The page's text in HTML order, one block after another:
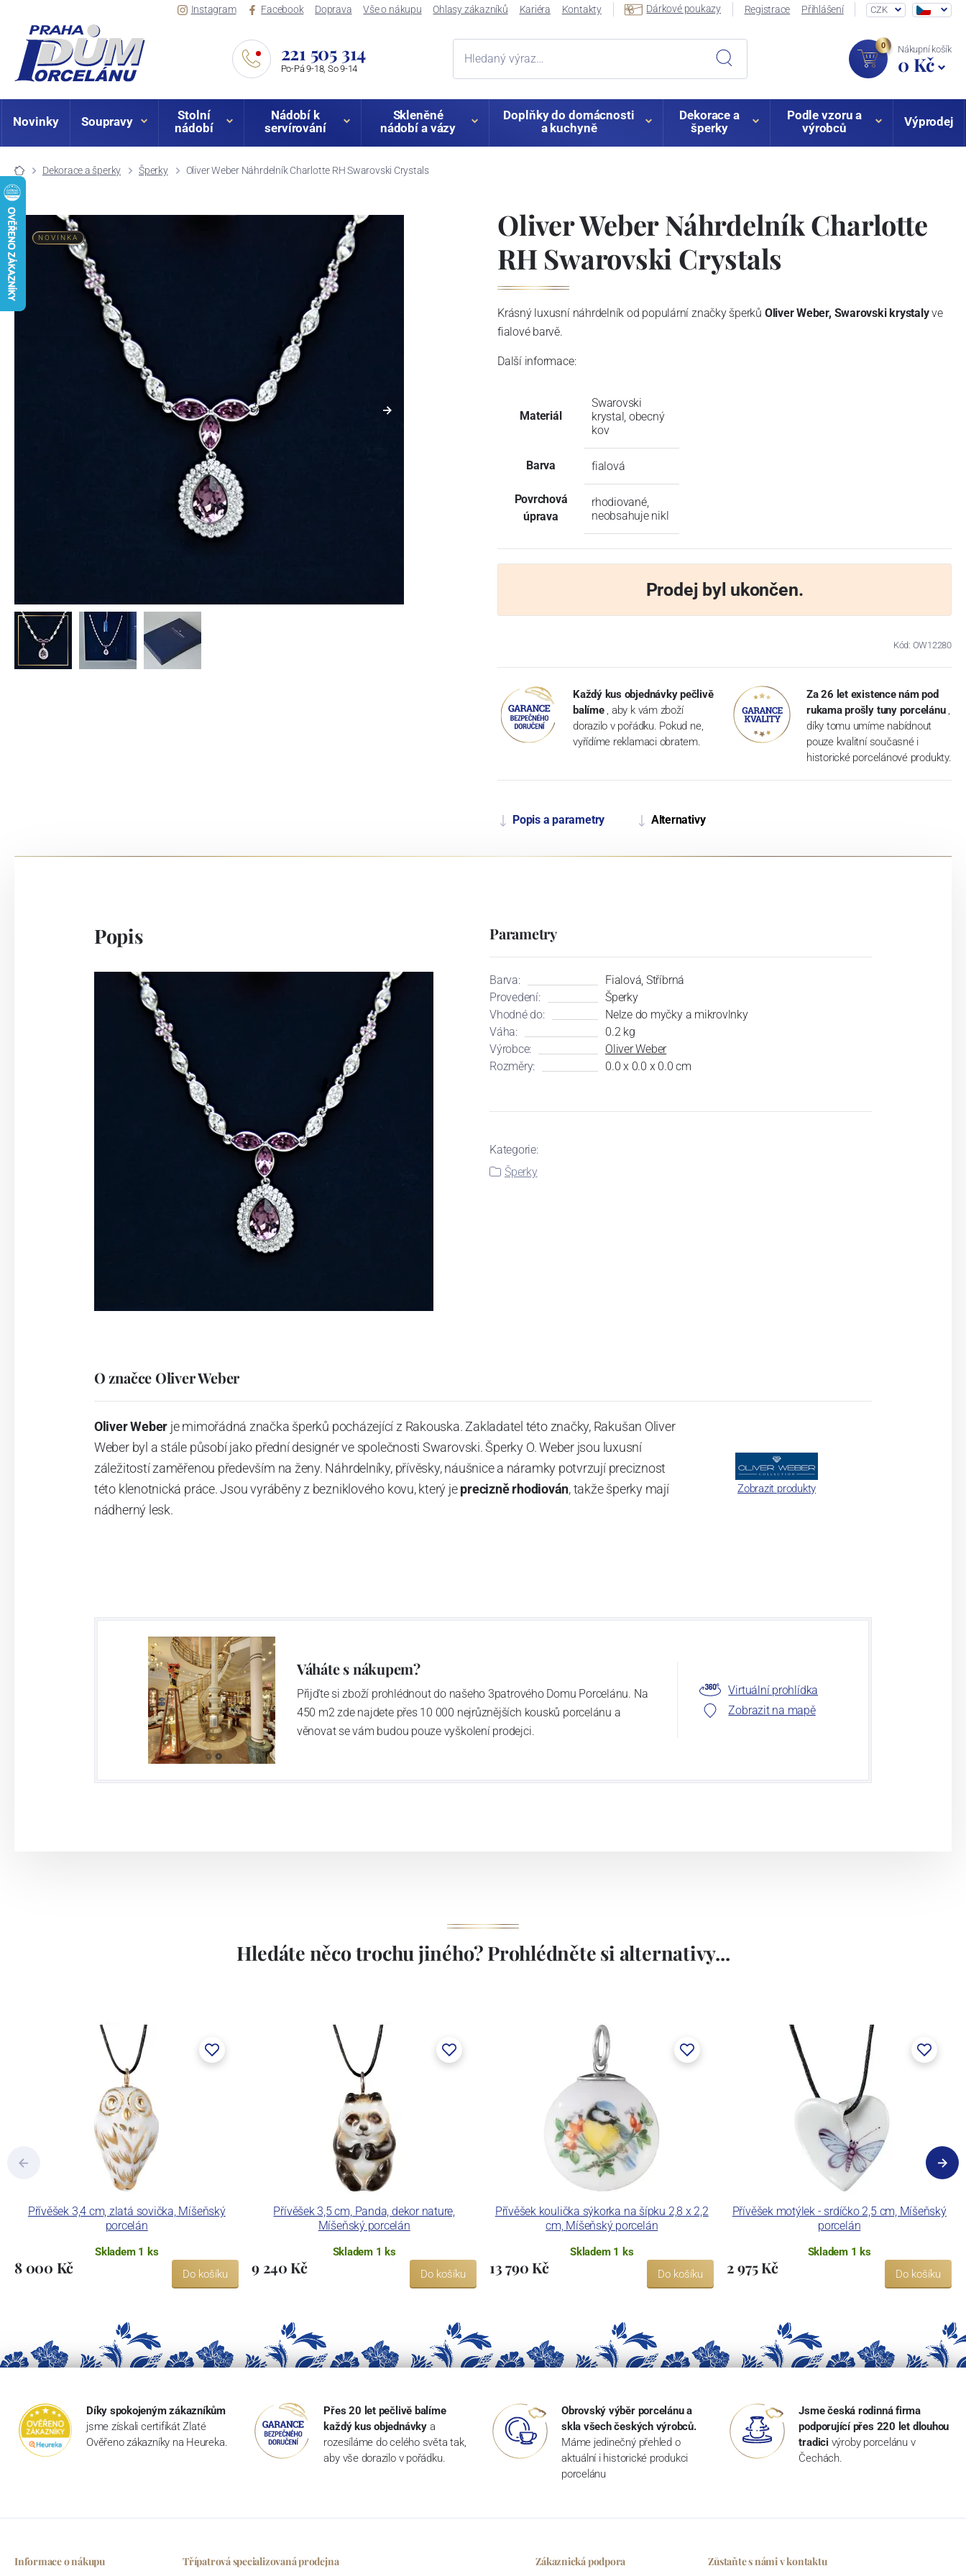
Instagram Facebook Doprava Vše o nákupu Ohlasy zákazníků Kariéra Kontakty Dárkové poukazy Registrace Přihlášení CZK
221 505 314
Po-Pá 9-18, So 9-14
0 Nákupní košík
0 Kč
Novinky Soupravy
Stolní
nádobí
Nádobí k
servírování
Skleněné
nádobí a vázy
Doplňky do domácnosti
a kuchyně
Dekorace a
šperky
Podle vzoru a
výrobců
Výprodej
Dekorace a šperky Šperky Oliver Weber Náhrdelník Charlotte RH Swarovski Crystals
Oliver Weber Náhrdelník Charlotte
RH Swarovski Crystals
NOVINKA
Krásný luxusní náhrdelník od populární značky šperků Oliver Weber, Swarovski krystalyve
fialové barvě.
Další informace:
Materiál
Swarovski
krystal, obecný
kov
Barva fialová
Povrchová
úprava
rhodiované,
neobsahuje nikl
Prodej byl ukončen.
Kód: OW12280
Každý kus objednávky pečlivě
balíme , aby k vám zboží
dorazilo v pořádku. Pokud ne,
vyřídíme reklamaci obratem.
Za 26 let existence nám pod
rukama prošly tuny porcelánu ,
díky tomu umíme nabídnout
pouze kvalitní současné i
historické porcelánové produkty.
Popis a parametry Alternativy
Popis Parametry
Barva:
Fialová, Stříbrná
Provedení:
Šperky
Vhodné do:
Nelze do myčky a mikrovlnky
Váha:
0.2 kg
Výrobce:
Oliver Weber
Rozměry:
0.0 x 0.0 x 0.0 cm
Kategorie:
Šperky
O značce Oliver Weber
Oliver Weber je mimořádná značka šperků pocházející z Rakouska. Zakladatel této značky, Rakušan Oliver
Weber byl a stále působí jako přední designér ve společnosti Swarovski. Šperky O. Weber jsou luxusní
záležitostí zaměřenou především na ženy. Náhrdelníky, přívěsky, náušnice a náramky potvrzují preciznost
této klenotnická práce. Jsou vyráběny z bezniklového kovu, který jeprecizně rhodiován, takže šperky mají
nádherný lesk.
Zobrazit produkty
Váháte s nákupem?
Přijďte si zboží prohlédnout do našeho 3patrového Domu Porcelánu. Na
450 m2 zde najdete přes 10 000 nejrůznějších kousků porcelánu a
věnovat se vám budou pouze vyškolení prodejci.
Virtuální prohlídka
Zobrazit na mapě
Hledáte něco trochu jiného? Prohlédněte si alternativy...
Přívěšek 3,4 cm, zlatá sovička, Míšeňský
porcelán
Skladem 1 ks
8 000 Kč Do košíku
Přívěšek 3,5 cm, Panda, dekor nature,
Míšeňský porcelán
Skladem 1 ks
9 240 Kč Do košíku
Přívěšek koulička sýkorka na šípku 2,8 x 2,2
cm, Míšeňský porcelán
Skladem 1 ks
13 790 Kč Do košíku
Přívěšek motýlek - srdíčko 2,5 cm, Míšeňský
porcelán
Skladem 1 ks
2 975 Kč Do košíku
Díky spokojeným zákazníkům
jsme získali certifikát Zlaté
Ověřeno zákazníky na Heureka.
Přes 20 let pečlivě balíme
každý kus objednávky a
rozesíláme do celého světa tak,
aby vše dorazilo v pořádku.
Obrovský výběr porcelánu a
skla všech českých výrobců.
Máme jedinečný přehled o
aktuální i historické produkci
porcelánu
Jsme česká rodinná firma
podporující přes 220 let dlouhou
tradici výroby porcelánu v
Čechách.
Informace o nákupu Třípatrová specializovaná prodejna Zákaznická podpora Zůstaňte s námi v kontaktu